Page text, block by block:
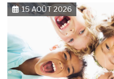
15 AOÛT 2026